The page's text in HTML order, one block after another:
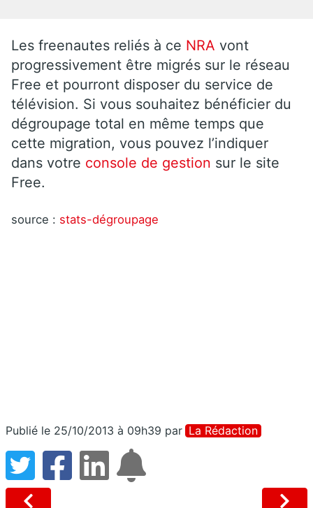
Les freenautes reliés à ce NRA vont
progressivement être migrés sur le réseau
Free et pourront disposer du service de
télévision. Si vous souhaitez bénéficier du
dégroupage total en même temps que
cette migration, vous pouvez l’indiquer
dans votre console de gestion sur le site
Free.
source : stats-dégroupage
Publié le 25/10/2013 à 09h39 par La Rédaction